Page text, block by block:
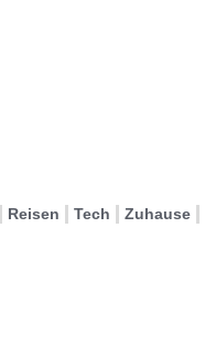
Reisen Tech Zuhause